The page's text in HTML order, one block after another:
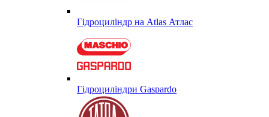
Гідроциліндр на Atlas Атлас
Гідроциліндри Gaspardo